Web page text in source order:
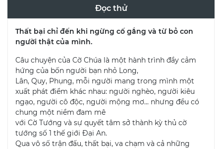
Đọc thử
Thất bại chỉ đến khi ngừng cố gắng và từ bỏ con
người thật của mình.
Câu chuyện của Cờ Chúa là một hành trình đầy cảm
hứng của bốn người bạn nhỏ Long,
Lân, Quy, Phụng, mỗi người mang trong mình một
xuất phát điểm khác nhau: người nghèo, người kiêu
ngạo, người cô độc, người mộng mơ... nhưng đều có
chung một niềm đam mê
với Cờ Tướng và sự quyết tâm sở thành kỳ thủ cờ
tướng số 1 thế giới Đại An.
Qua vô số trận đấu, thất bại, va chạm và cả những